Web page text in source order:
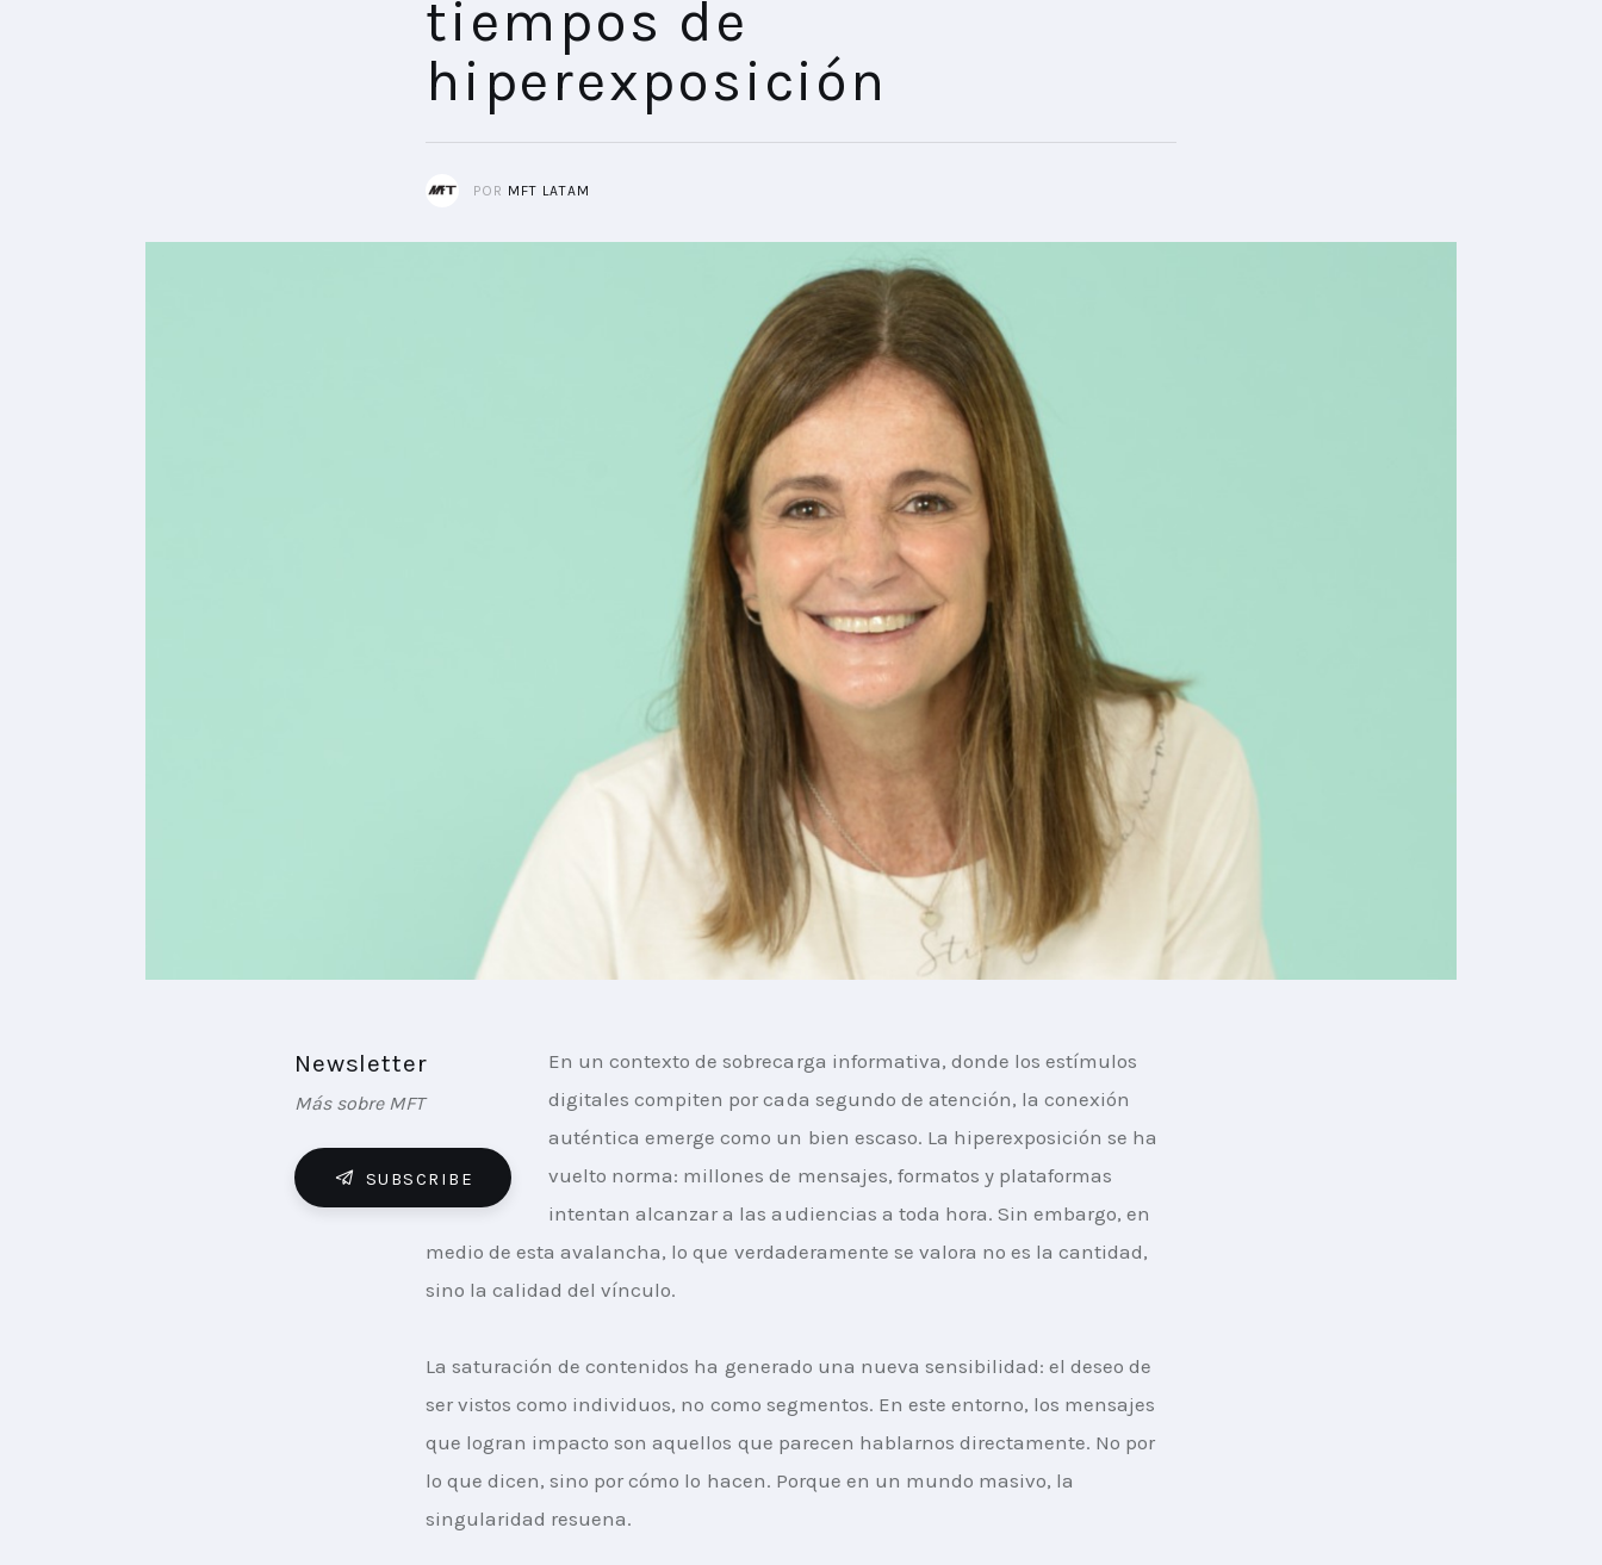
tiempos de
hiperexposición
POR MFT LATAM
Newsletter
Más sobre MFT
SUBSCRIBE
En un contexto de sobrecarga informativa, donde los estímulos
digitales compiten por cada segundo de atención, la conexión
auténtica emerge como un bien escaso. La hiperexposición se ha
vuelto norma: millones de mensajes, formatos y plataformas
intentan alcanzar a las audiencias a toda hora. Sin embargo, en
medio de esta avalancha, lo que verdaderamente se valora no es la cantidad,
sino la calidad del vínculo.
La saturación de contenidos ha generado una nueva sensibilidad: el deseo de
ser vistos como individuos, no como segmentos. En este entorno, los mensajes
que logran impacto son aquellos que parecen hablarnos directamente. No por
lo que dicen, sino por cómo lo hacen. Porque en un mundo masivo, la
singularidad resuena.